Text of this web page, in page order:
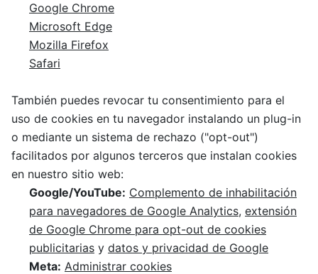
Google Chrome
Microsoft Edge
Mozilla Firefox
Safari
También puedes revocar tu consentimiento para el
uso de cookies en tu navegador instalando un plug-in
o mediante un sistema de rechazo ("opt-out")
facilitados por algunos terceros que instalan cookies
en nuestro sitio web:
Google/YouTube: Complemento de inhabilitación
para navegadores de Google Analytics, extensión
de Google Chrome para opt-out de cookies
publicitarias y datos y privacidad de Google
Meta: Administrar cookies